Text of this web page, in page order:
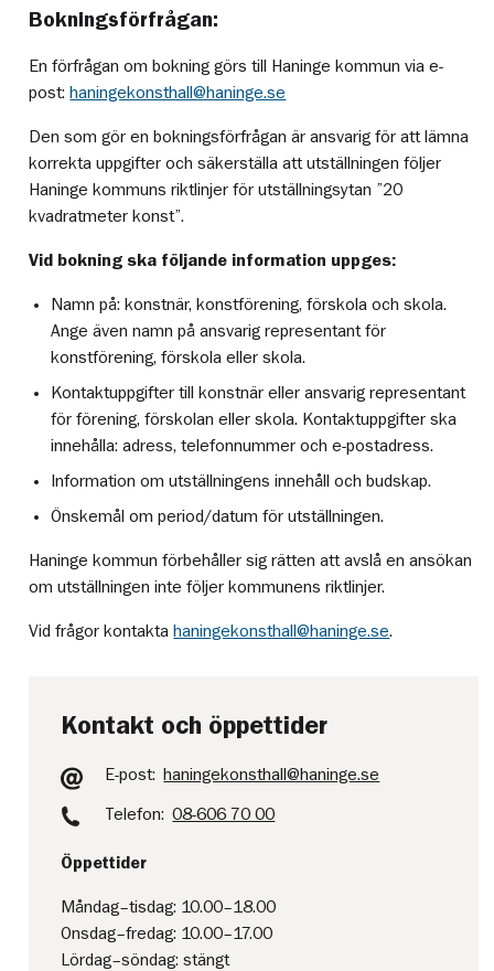
Bokningsförfrågan:
En förfrågan om bokning görs till Haninge kommun via e-
post: haningekonsthall@haninge.se
Den som gör en bokningsförfrågan är ansvarig för att lämna
korrekta uppgifter och säkerställa att utställningen följer
Haninge kommuns riktlinjer för utställningsytan ”20
kvadratmeter konst”.
Vid bokning ska följande information uppges:
Namn på: konstnär, konstförening, förskola och skola.
Ange även namn på ansvarig representant för
konstförening, förskola eller skola.
Kontaktuppgifter till konstnär eller ansvarig representant
för förening, förskolan eller skola. Kontaktuppgifter ska
innehålla: adress, telefonnummer och e-postadress.
Information om utställningens innehåll och budskap.
Önskemål om period/datum för utställningen.
Haninge kommun förbehåller sig rätten att avslå en ansökan
om utställningen inte följer kommunens riktlinjer.
Vid frågor kontakta haningekonsthall@haninge.se.
Kontakt och öppettider
E-post: haningekonsthall@haninge.se
Telefon: 08-606 70 00
Öppettider
Måndag–tisdag: 10.00–18.00
Onsdag–fredag: 10.00–17.00
Lördag–söndag: stängt